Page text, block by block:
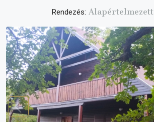
Rendezés: Alapértelmezett